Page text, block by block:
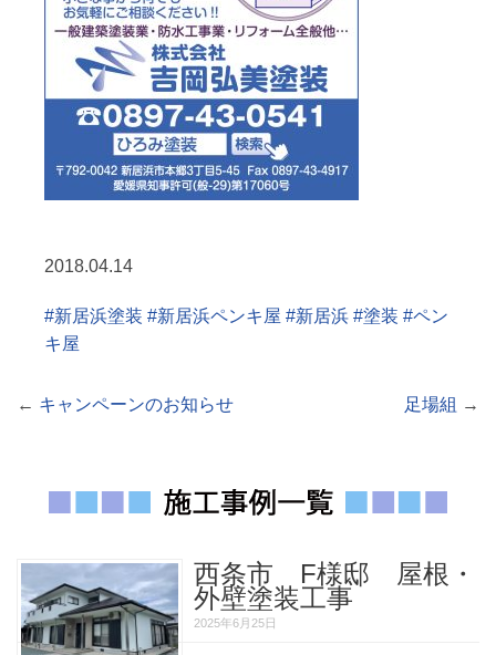
2018.04.14
#新居浜塗装 #新居浜ペンキ屋 #新居浜 #塗装 #ペン
キ屋
足場組 →
← キャンペーンのお知らせ
西条市 F様邸 屋根・
外壁塗装工事
2025年6月25日